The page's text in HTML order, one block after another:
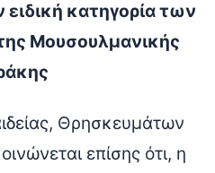
ειδική κατηγορία των
Μουσουλμανικής
Θρησκευμάτων
επίσης ότι, η